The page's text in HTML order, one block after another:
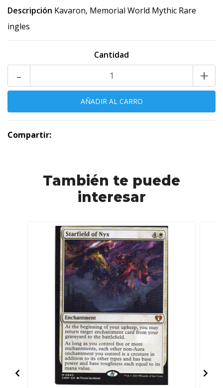
Descripción Kavaron, Memorial World Mythic Rare
ingles
Cantidad
+
-
Compartir:
También te puede
interesar